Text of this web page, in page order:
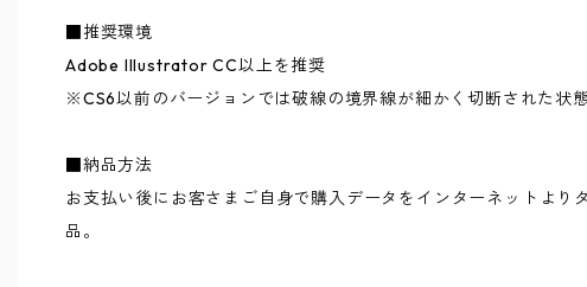
■推奨環境
Adobe Illustrator CC以上を推奨
※CS6以前のバージョンでは破線の境界線が細かく切断された状態
■納品方法
お支払い後にお客さまご自身で購入データをインターネットより
品。